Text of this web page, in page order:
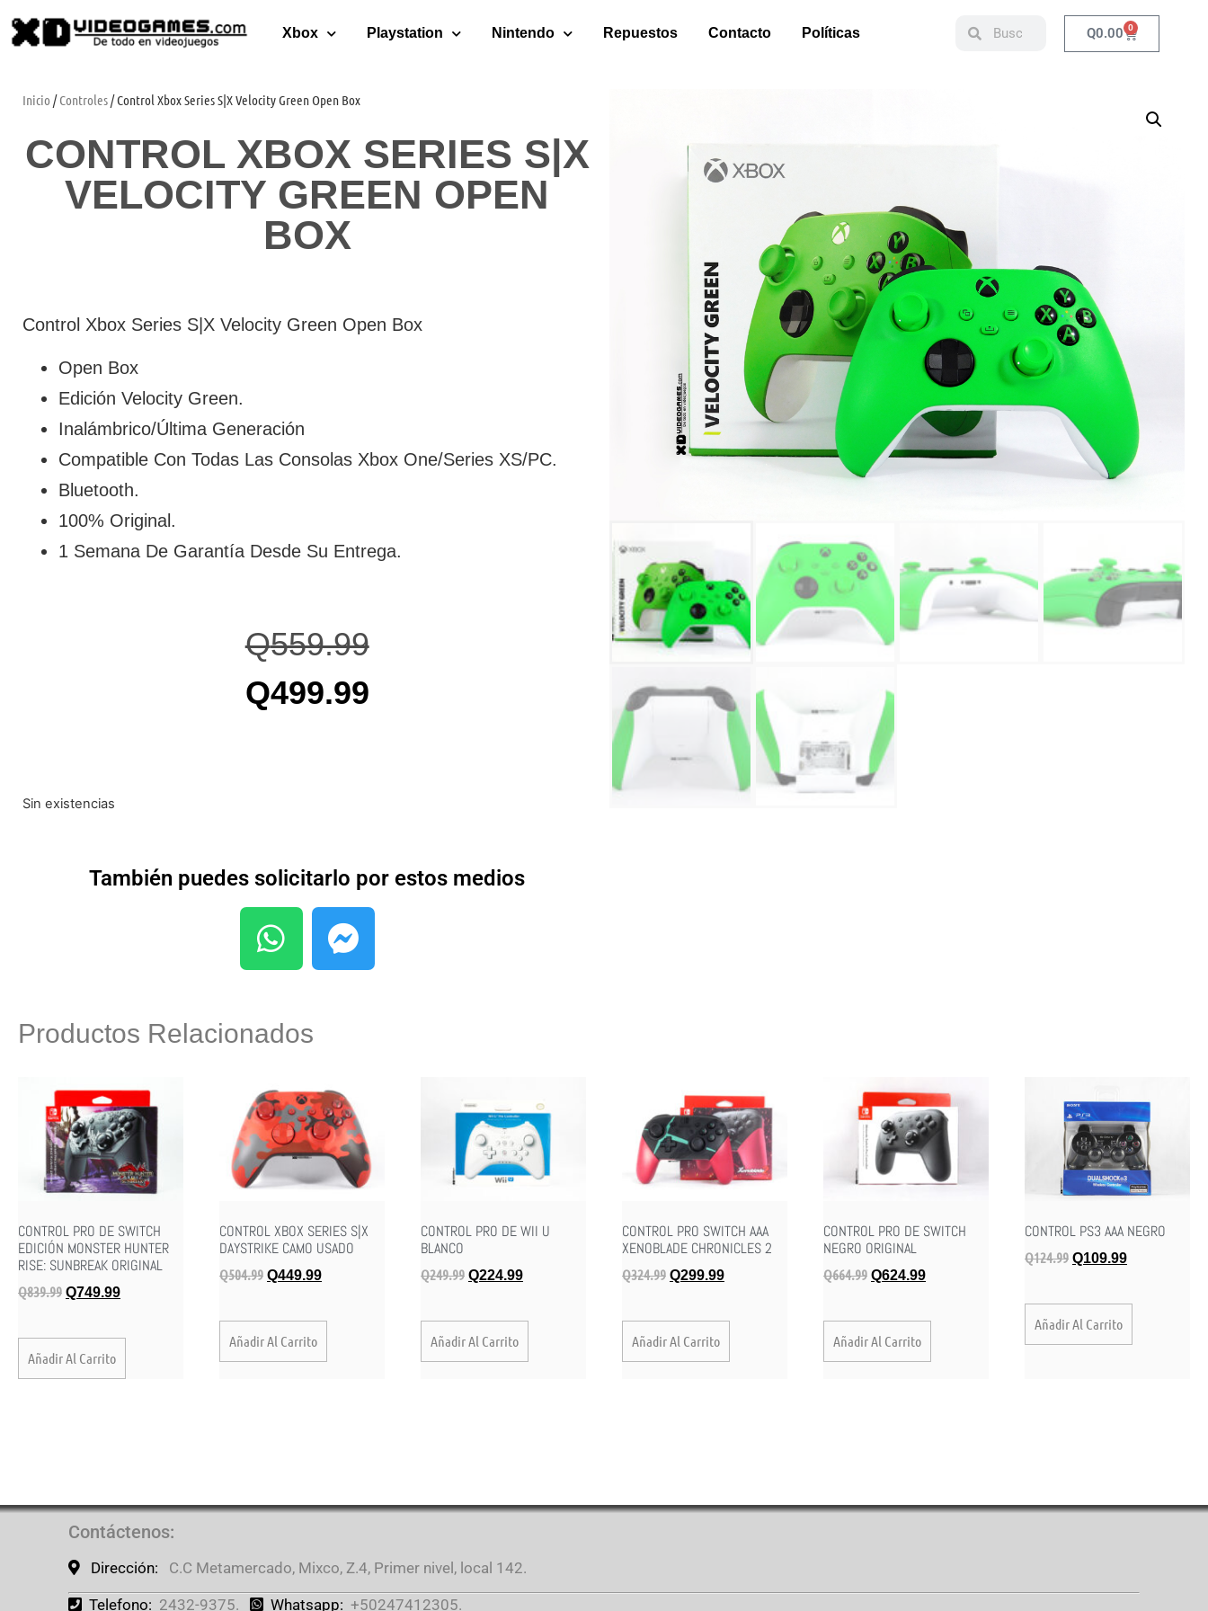
Xbox Playstation Nintendo Repuestos Contacto Políticas Q0.00 0
Inicio /Controles/ Control Xbox Series S|X Velocity Green Open Box
CONTROL XBOX SERIES S|X
VELOCITY GREEN OPEN
BOX
Control Xbox Series S|X Velocity Green Open Box
Open Box
Edición Velocity Green.
Inalámbrico/Última Generación
Compatible Con Todas Las Consolas Xbox One/Series XS/PC.
Bluetooth.
100% Original.
1 Semana De Garantía Desde Su Entrega.
Q559.99
Q499.99
Sin existencias
También puedes solicitarlo por estos medios
Productos Relacionados
CONTROL PRO DE SWITCH
EDICIÓN MONSTER HUNTER
RISE: SUNBREAK ORIGINAL
Q839.99 Q749.99
Añadir Al Carrito
CONTROL XBOX SERIES S|X
DAYSTRIKE CAMO USADO
Q504.99 Q449.99
Añadir Al Carrito
CONTROL PRO DE WII U
BLANCO
Q249.99 Q224.99
Añadir Al Carrito
CONTROL PRO SWITCH AAA
XENOBLADE CHRONICLES 2
Q324.99 Q299.99
Añadir Al Carrito
CONTROL PRO DE SWITCH
NEGRO ORIGINAL
Q664.99 Q624.99
Añadir Al Carrito
CONTROL PS3 AAA NEGRO
Q124.99 Q109.99
Añadir Al Carrito
Contáctenos:
Dirección: C.C Metamercado, Mixco, Z.4, Primer nivel, local 142.
Telefono: 2432-9375. Whatsapp: +50247412305.